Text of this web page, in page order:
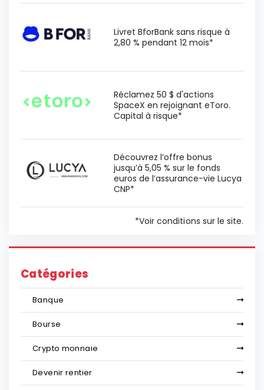
Livret BforBank sans risque à
2,80 % pendant 12 mois*
Réclamez 50 $ d'actions
SpaceX en rejoignant eToro.
Capital à risque*
Découvrez l’offre bonus
jusqu’à 5,05 % sur le fonds
euros de l’assurance-vie Lucya
CNP*
*Voir conditions sur le site.
Catégories
Banque
Bourse
Crypto monnaie
Devenir rentier